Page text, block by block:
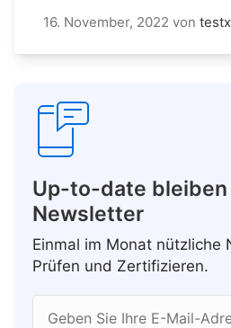
16. November, 2022 von
Up-to-date
Newsletter
Einmal im Monat nützliche
Prüfen und Zertifizieren.
Geben Sie Ihre E-Mail-